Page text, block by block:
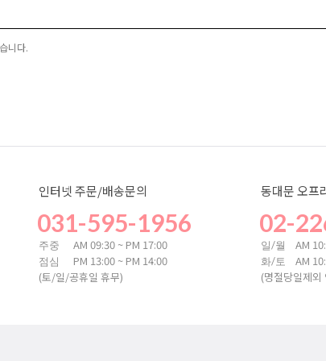
니다.
인터넷 주문/배송문의
031-595-1956
주중 AM 09:30 ~ PM 17:00
점심
PM 13:00 ~ PM 14:00
(토/일/공휴일 휴무)
동대문 오프
02-
일/월 AM
화/토
AM
(명절당일제외